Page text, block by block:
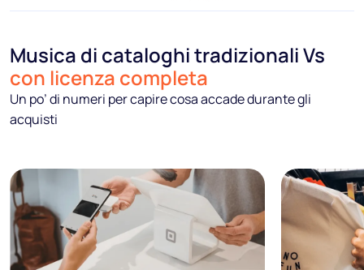
Musica di cataloghi tradizionali Vs
con licenza completa
Un po’ di numeri per capire cosa accade durante gli
acquisti